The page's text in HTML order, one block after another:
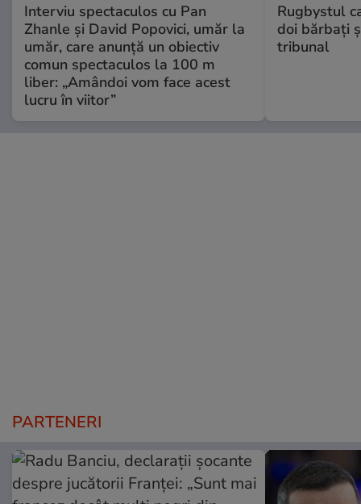
Interviu spectaculos cu Pan
Zhanle și David Popovici, umăr la
umăr, care anunță un obiectiv
comun spectaculos la 100 m
liber: „Amândoi vom face acest
lucru în viitor”
Rugbystul
doi bărbați
tribunal
PARTENERI